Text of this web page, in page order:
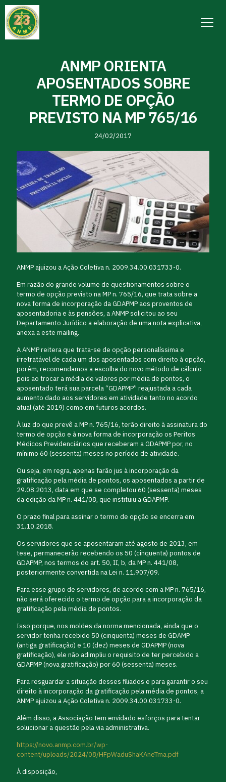
ANMP ORIENTA
APOSENTADOS SOBRE
TERMO DE OPÇÃO
PREVISTO NA MP 765/16
24/02/2017
ANMP ajuizou a Ação Coletiva n. 2009.34.00.031733-0.
Em razão do grande volume de questionamentos sobre o
termo de opção previsto na MP n. 765/16, que trata sobre a
nova forma de incorporação da GDAPMP aos proventos de
aposentadoria e às pensões, a ANMP solicitou ao seu
Departamento Jurídico a elaboração de uma nota explicativa,
anexa a este mailing.
A ANMP reitera que trata-se de opção personalíssima e
irretratável de cada um dos aposentados com direito à opção,
porém, recomendamos a escolha do novo método de cálculo
pois ao trocar a média de valores por média de pontos, o
aposentado terá sua parcela “GDAPMP” reajustada a cada
aumento dado aos servidores em atividade tanto no acordo
atual (até 2019) como em futuros acordos.
À luz do que prevê a MP n. 765/16, terão direito à assinatura do
termo de opção e à nova forma de incorporação os Peritos
Médicos Previdenciários que receberam a GDAPMP por, no
mínimo 60 (sessenta) meses no período de atividade.
Ou seja, em regra, apenas farão jus à incorporação da
gratificação pela média de pontos, os aposentados a partir de
29.08.2013, data em que se completou 60 (sessenta) meses
da edição da MP n. 441/08, que instituiu a GDAPMP.
O prazo final para assinar o termo de opção se encerra em
31.10.2018.
Os servidores que se aposentaram até agosto de 2013, em
tese, permanecerão recebendo os 50 (cinquenta) pontos de
GDAPMP, nos termos do art. 50, II, b, da MP n. 441/08,
posteriormente convertida na Lei n. 11.907/09.
Para esse grupo de servidores, de acordo com a MP n. 765/16,
não será oferecido o termo de opção para a incorporação da
gratificação pela média de pontos.
Isso porque, nos moldes da norma mencionada, ainda que o
servidor tenha recebido 50 (cinquenta) meses de GDAMP
(antiga gratificação) e 10 (dez) meses de GDAPMP (nova
gratificação), ele não adimpliu o requisito de ter percebido a
GDAPMP (nova gratificação) por 60 (sessenta) meses.
Para resguardar a situação desses filiados e para garantir o seu
direito à incorporação da gratificação pela média de pontos, a
ANMP ajuizou a Ação Coletiva n. 2009.34.00.031733-0.
Além disso, a Associação tem envidado esforços para tentar
solucionar a questão pela via administrativa.
https://novo.anmp.com.br/wp-
content/uploads/2024/08/HFpWaduShaKAneTma.pdf
À disposição,